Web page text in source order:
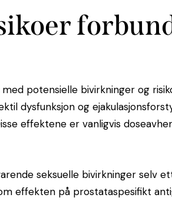
potensielle bivirkninger og
dysfunksjon og
effektene er vanligvis
seksuelle bivirkninger selv
effekten på prostataspesifikt